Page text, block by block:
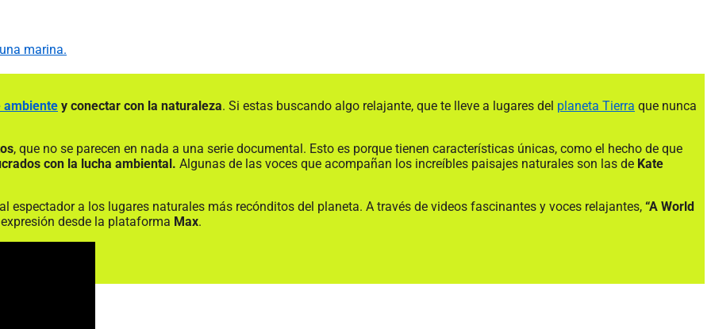
marina.
ambiente y conectar con la naturaleza. Si estas buscando algo relajante, que te lleve a lugares del planeta Tierra que nunca
, que no se parecen en nada a una serie documental. Esto es porque tienen características únicas, como el hecho de que
con la lucha ambiental. Algunas de las voces que acompañan los increíbles paisajes naturales son las de Kate
espectador a los lugares naturales más recónditos del planeta. A través de videos fascinantes y voces relajantes, “A World
desde la plataforma Max.